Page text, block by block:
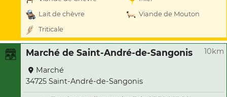
Lait de chèvre
Viande de Mouton
Triticale
Marché de Saint-André-de-Sangonis 10km
Marché
34725 Saint-André-de-Sangonis